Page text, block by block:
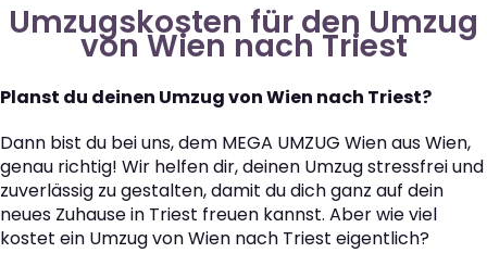
Umzugskosten für den Umzug
von Wien nach Triest
Planst du deinen Umzug von Wien nach Triest?
Dann bist du bei uns, dem MEGA UMZUG Wien aus Wien,
genau richtig! Wir helfen dir, deinen Umzug stressfrei und
zuverlässig zu gestalten, damit du dich ganz auf dein
neues Zuhause in Triest freuen kannst. Aber wie viel
kostet ein Umzug von Wien nach Triest eigentlich?